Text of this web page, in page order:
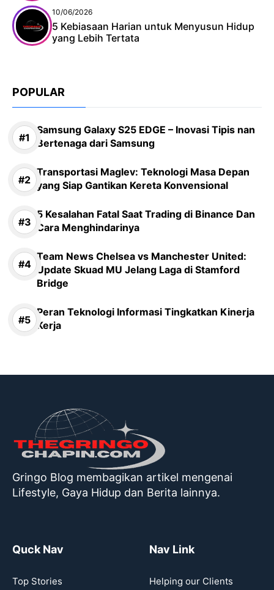
10/06/2026
5 Kebiasaan Harian untuk Menyusun Hidup
yang Lebih Tertata
POPULAR
Samsung Galaxy S25 EDGE – Inovasi Tipis nan
Bertenaga dari Samsung
Transportasi Maglev: Teknologi Masa Depan
yang Siap Gantikan Kereta Konvensional
5 Kesalahan Fatal Saat Trading di Binance Dan
Cara Menghindarinya
Team News Chelsea vs Manchester United:
Update Skuad MU Jelang Laga di Stamford
Bridge
Peran Teknologi Informasi Tingkatkan Kinerja
Kerja
Gringo Blog membagikan artikel mengenai
Lifestyle, Gaya Hidup dan Berita lainnya.
Quck Nav
Top Stories
Nav Link
Helping our Clients